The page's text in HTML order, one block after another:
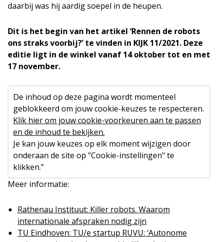
daarbij was hij aardig soepel in de heupen.
Dit is het begin van het artikel ‘Rennen de robots
ons straks voorbij?’ te vinden in KIJK 11/2021. Deze
editie ligt in de winkel vanaf 14 oktober tot en met
17 november.
De inhoud op deze pagina wordt momenteel
geblokkeerd om jouw cookie-keuzes te respecteren.
Klik hier om jouw cookie-voorkeuren aan te passen
en de inhoud te bekijken.
Je kan jouw keuzes op elk moment wijzigen door
onderaan de site op "Cookie-instellingen" te
klikken."
Meer informatie:
Rathenau Instituut: Killer robots. Waarom
internationale afspraken nodig zijn
TU Eindhoven: TU/e startup RUVU: ‘Autonome